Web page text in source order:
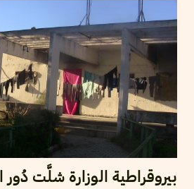
بيروقراطية الوزارة شلَّت دُور